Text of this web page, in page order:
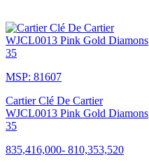
MSP: 81607
Cartier Clé De Cartier
WJCL0013 Pink Gold Diamons
35
835,416,000- 810,353,520